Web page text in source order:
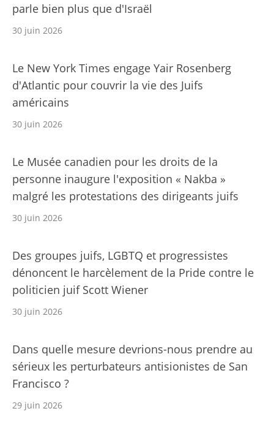
parle bien plus que d'Israël
30 juin 2026
Le New York Times engage Yair Rosenberg
d'Atlantic pour couvrir la vie des Juifs
américains
30 juin 2026
Le Musée canadien pour les droits de la
personne inaugure l'exposition « Nakba »
malgré les protestations des dirigeants juifs
30 juin 2026
Des groupes juifs, LGBTQ et progressistes
dénoncent le harcèlement de la Pride contre le
politicien juif Scott Wiener
30 juin 2026
Dans quelle mesure devrions-nous prendre au
sérieux les perturbateurs antisionistes de San
Francisco ?
29 juin 2026